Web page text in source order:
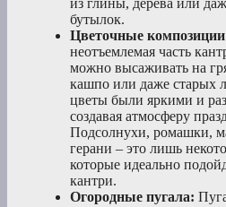
из глины, дерева или
бутылок.
Цветочные
неотъемлемая часть
можно высаживать на
кашпо или даже старых
цветы были яркими и
создавая атмосферу
Подсолнухи, ромашки,
герани – это лишь
которые идеально
кантри.
Огородные пугала: